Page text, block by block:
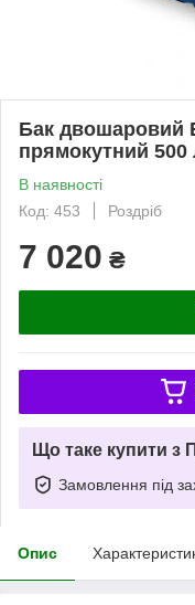
Бак двошаровий
прямокутний 500
В наявності
Код: 453
Роздріб
7 020 ₴
Що таке купити з
Замовлення під
Опис